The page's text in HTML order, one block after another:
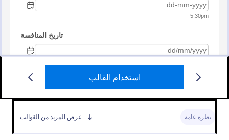
استخدام القالب
نظرة عامة عرض المزيد من القوالب
استمارة التسجيل في سباق سيارات
في السباق بسهولة. يمكن جمع المعلومات المتعلقة
إلكترونيا مما سيسهل من عملية التسجيل لكل العملاء.